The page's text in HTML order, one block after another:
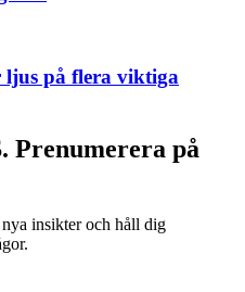
på flera viktiga
Prenumerera på
nya insikter och håll dig